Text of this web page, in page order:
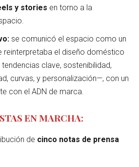
y stories en torno a la
se comunicó el espacio como un
reinterpretaba el diseño doméstico
clave, sostenibilidad,
curvas, y personalización—, con un
con el ADN de marca.
EN MARCHA:
de cinco notas de prensa